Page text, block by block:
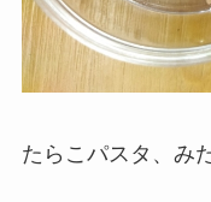
たらこパスタ、み